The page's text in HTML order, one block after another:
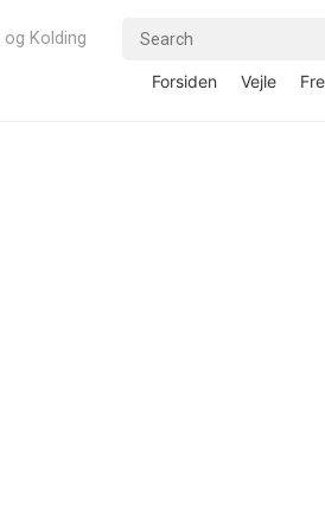
Kolding
Forsiden Vejle